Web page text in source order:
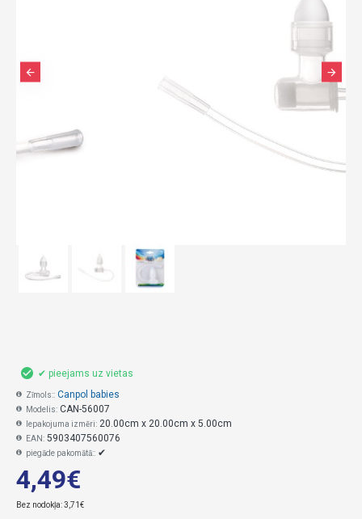
4,49€
Bez nodokļa: 3,71€
✔ pieejams uz vietas
Zīmols:: Canpol babies
Modelis: CAN-56007
Iepakojuma izmēri: 20.00cm x 20.00cm x 5.00cm
EAN: 5903407560076
piegāde pakomātā:: ✔